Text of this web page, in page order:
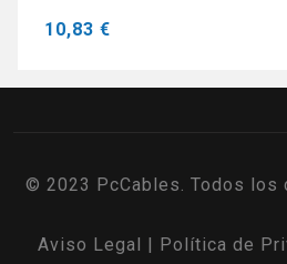
10,83 €
© 2023 PcCables. Todos los
Aviso Legal Política de